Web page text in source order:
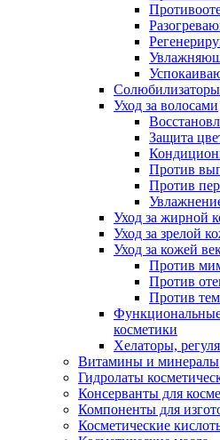
Солюбилизаторы
Уход за волосами
Защита
Против
Против
Уход за жирной
Уход за зрелой
Уход за кожей
Против
Против
Против
косметики
Хелаторы,
Витамины и минералы
Гидролаты
Консерванты для
Компоненты для
Косметические